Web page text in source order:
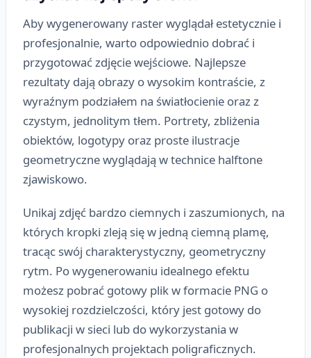
Aby wygenerowany raster wyglądał estetycznie i
profesjonalnie, warto odpowiednio dobrać i
przygotować zdjęcie wejściowe. Najlepsze
rezultaty dają obrazy o wysokim kontraście, z
wyraźnym podziałem na światłocienie oraz z
czystym, jednolitym tłem. Portrety, zbliżenia
obiektów, logotypy oraz proste ilustracje
geometryczne wyglądają w technice halftone
zjawiskowo.
Unikaj zdjęć bardzo ciemnych i zaszumionych, na
których kropki zleją się w jedną ciemną plamę,
tracąc swój charakterystyczny, geometryczny
rytm. Po wygenerowaniu idealnego efektu
możesz pobrać gotowy plik w formacie PNG o
wysokiej rozdzielczości, który jest gotowy do
publikacji w sieci lub do wykorzystania w
profesjonalnych projektach poligraficznych.